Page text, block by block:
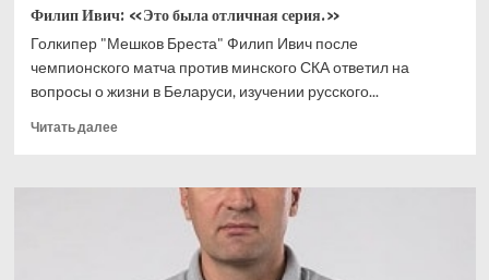
Филип Ивич: «Это была отличная серия.»
Голкипер "Мешков Бреста" Филип Ивич после
чемпионского матча против минского СКА ответил на
вопросы о жизни в Беларуси, изучении русского...
Читать далееПрочитать